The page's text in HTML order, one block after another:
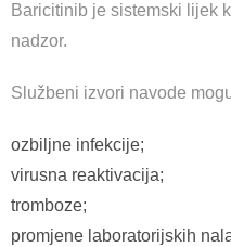
Baricitinib je sistemski lijek
nadzor.
Službeni izvori navode
ozbiljne infekcije;
virusna reaktivacija;
tromboze;
promjene laboratorijskih